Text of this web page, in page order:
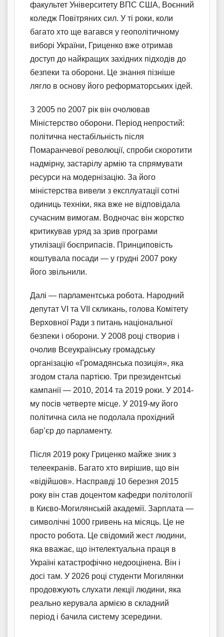
факультет Університету ВПС США, Воєнний
коледж Повітряних сил. У ті роки, коли
багато хто ще вагався у геополітичному
виборі України, Гриценко вже отримав
доступ до найкращих західних підходів до
безпеки та оборони. Це знання пізніше
лягло в основу його реформаторських ідей.
З 2005 по 2007 рік він очолював
Міністерство оборони. Період непростий:
політична нестабільність після
Помаранчевої революції, спроби скоротити
надмірну, застарілу армію та спрямувати
ресурси на модернізацію. За його
міністерства вивели з експлуатації сотні
одиниць техніки, яка вже не відповідала
сучасним вимогам. Водночас він жорстко
критикував уряд за зрив програми
утилізації боєприпасів. Принциповість
коштувала посади — у грудні 2007 року
його звільнили.
Далі — парламентська робота. Народний
депутат VI та VII скликань, голова Комітету
Верховної Ради з питань національної
безпеки і оборони. У 2008 році створив і
очолив Всеукраїнську громадську
організацію «Громадянська позиція», яка
згодом стала партією. Три президентські
кампанії — 2010, 2014 та 2019 роки. У 2014-
му посів четверте місце. У 2019-му його
політична сила не подолала прохідний
бар’єр до парламенту.
Після 2019 року Гриценко майже зник з
телеекранів. Багато хто вирішив, що він
«відійшов». Насправді 10 березня 2015
року він став доцентом кафедри політології
в Києво-Могилянській академії. Зарплата —
символічні 1000 гривень на місяць. Це не
просто робота. Це свідомий жест людини,
яка вважає, що інтелектуальна праця в
Україні катастрофічно недооцінена. Він і
досі там. У 2026 році студенти Могилянки
продовжують слухати лекції людини, яка
реально керувала армією в складний
період і бачила систему зсередини.